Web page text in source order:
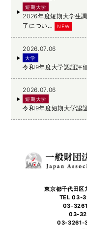
短期大学
2026年度短期大学生
了につい…
NEW
2026.07.06
大学
令和9年度大学認証評
2026.07.06
短期大学
令和9年度短期大学認
東京都千代田区
TEL 03-
03-
03-
03-3261-